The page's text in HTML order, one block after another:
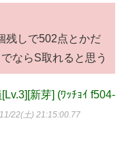
残しで502点とかだ
ならS取れると思う
新芽] (ﾜｯﾁｮｲ f504-
11/22(土) 21:15:00.77